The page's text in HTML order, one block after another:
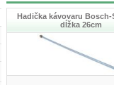
Hadička kávovaru Bosch-
dĺžka 26cm